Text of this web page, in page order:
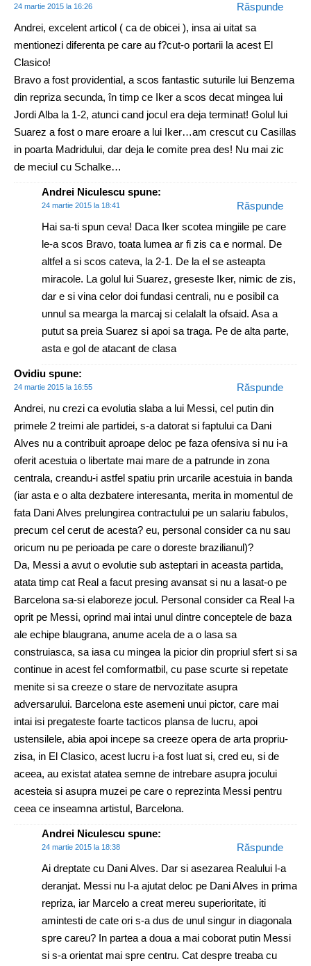
24 martie 2015 la 16:26
Andrei, excelent articol ( ca de obicei ), insa ai uitat sa
mentionezi diferenta pe care au f?cut-o portarii la acest El
Clasico!
Bravo a fost providential, a scos fantastic suturile lui Benzema
din repriza secunda, în timp ce Iker a scos decat mingea lui
Jordi Alba la 1-2, atunci cand jocul era deja terminat! Golul lui
Suarez a fost o mare eroare a lui Iker…am crescut cu Casillas
in poarta Madridului, dar deja le comite prea des! Nu mai zic
de meciul cu Schalke…
Răspunde
Andrei Niculescu spune:
24 martie 2015 la 18:41
Hai sa-ti spun ceva! Daca Iker scotea mingiile pe care
le-a scos Bravo, toata lumea ar fi zis ca e normal. De
altfel a si scos cateva, la 2-1. De la el se asteapta
miracole. La golul lui Suarez, greseste Iker, nimic de zis,
dar e si vina celor doi fundasi centrali, nu e posibil ca
unnul sa mearga la marcaj si celalalt la ofsaid. Asa a
putut sa preia Suarez si apoi sa traga. Pe de alta parte,
asta e gol de atacant de clasa
Răspunde
Ovidiu spune:
24 martie 2015 la 16:55
Andrei, nu crezi ca evolutia slaba a lui Messi, cel putin din
primele 2 treimi ale partidei, s-a datorat si faptului ca Dani
Alves nu a contribuit aproape deloc pe faza ofensiva si nu i-a
oferit acestuia o libertate mai mare de a patrunde in zona
centrala, creandu-i astfel spatiu prin urcarile acestuia in banda
(iar asta e o alta dezbatere interesanta, merita in momentul de
fata Dani Alves prelungirea contractului pe un salariu fabulos,
precum cel cerut de acesta? eu, personal consider ca nu sau
oricum nu pe perioada pe care o doreste brazilianul)?
Da, Messi a avut o evolutie sub asteptari in aceasta partida,
atata timp cat Real a facut presing avansat si nu a lasat-o pe
Barcelona sa-si elaboreze jocul. Personal consider ca Real l-a
oprit pe Messi, oprind mai intai unul dintre conceptele de baza
ale echipe blaugrana, anume acela de a o lasa sa
construiasca, sa iasa cu mingea la picior din propriul sfert si sa
continue in acest fel comformatbil, cu pase scurte si repetate
menite si sa creeze o stare de nervozitate asupra
adversarului. Barcelona este asemeni unui pictor, care mai
intai isi pregateste foarte tacticos plansa de lucru, apoi
ustensilele, abia apoi incepe sa creeze opera de arta propriu-
zisa, in El Clasico, acest lucru i-a fost luat si, cred eu, si de
aceea, au existat atatea semne de intrebare asupra jocului
acesteia si asupra muzei pe care o reprezinta Messi pentru
ceea ce inseamna artistul, Barcelona.
Răspunde
Andrei Niculescu spune:
24 martie 2015 la 18:38
Ai dreptate cu Dani Alves. Dar si asezarea Realului l-a
deranjat. Messi nu l-a ajutat deloc pe Dani Alves in prima
repriza, iar Marcelo a creat mereu superioritate, iti
amintesti de cate ori s-a dus de unul singur in diagonala
spre careu? In partea a doua a mai coborat putin Messi
si s-a orientat mai spre centru. Cat despre treaba cu
Răspunde